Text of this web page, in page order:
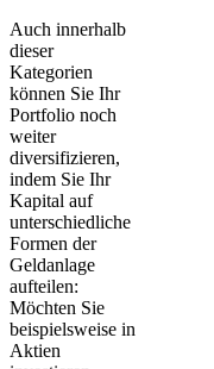
Auch innerhalb
dieser
Kategorien
können Sie Ihr
Portfolio noch
weiter
diversifizieren,
indem Sie Ihr
Kapital auf
unterschiedliche
Formen der
Geldanlage
aufteilen:
Möchten Sie
beispielsweise in
Aktien